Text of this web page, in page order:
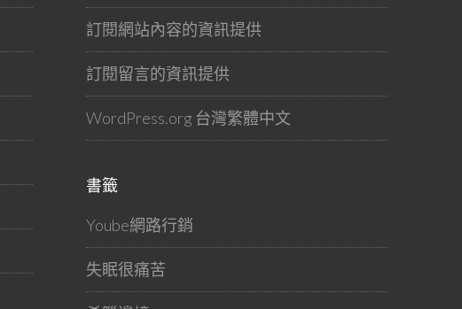
訂閱網站內容的資訊提供
訂閱留言的資訊提供
WordPress.org 台灣繁體中文
書籤
Yoube網路行銷
失眠很痛苦